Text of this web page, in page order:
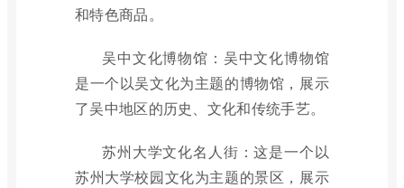
和特色商品。
吴中文化博物馆：吴中文化博物馆
是一个以吴文化为主题的博物馆，展示
了吴中地区的历史、文化和传统手艺。
苏州大学文化名人街：这是一个以
苏州大学校园文化为主题的景区，展示